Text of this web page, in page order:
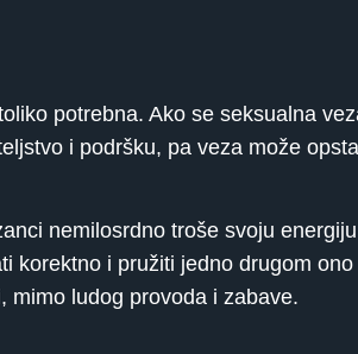
potrebna. Ako se seksualna
i podršku, pa veza može
nemilosrdno troše svoju
korektno i pružiti jedno drugom ono
mimo ludog provoda i zabave.